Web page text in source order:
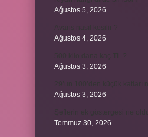
Ağustos 5, 2026
Ağustos 4, 2026
Ağustos 3, 2026
Ağustos 3, 2026
Temmuz 30, 2026